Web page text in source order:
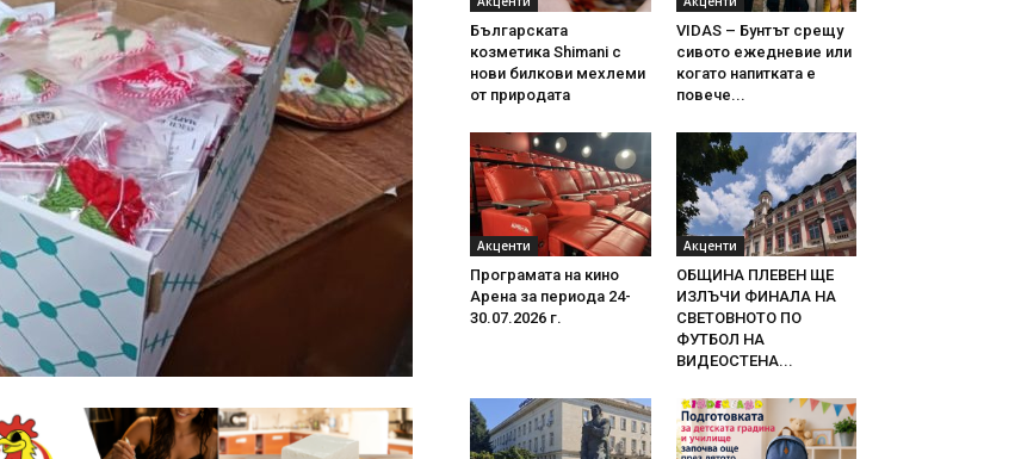
Българската
козметика Shimani с
нови билкови мехлеми
от природата
VIDAS – Бунтът срещу
сивото ежедневие или
когато напитката е
повече...
Акценти
Програмата на кино
Арена за периода 24-
30.07.2026 г.
Акценти
ОБЩИНА ПЛЕВЕН ЩЕ
ИЗЛЪЧИ ФИНАЛА НА
СВЕТОВНОТО ПО
ФУТБОЛ НА
ВИДЕОСТЕНА...